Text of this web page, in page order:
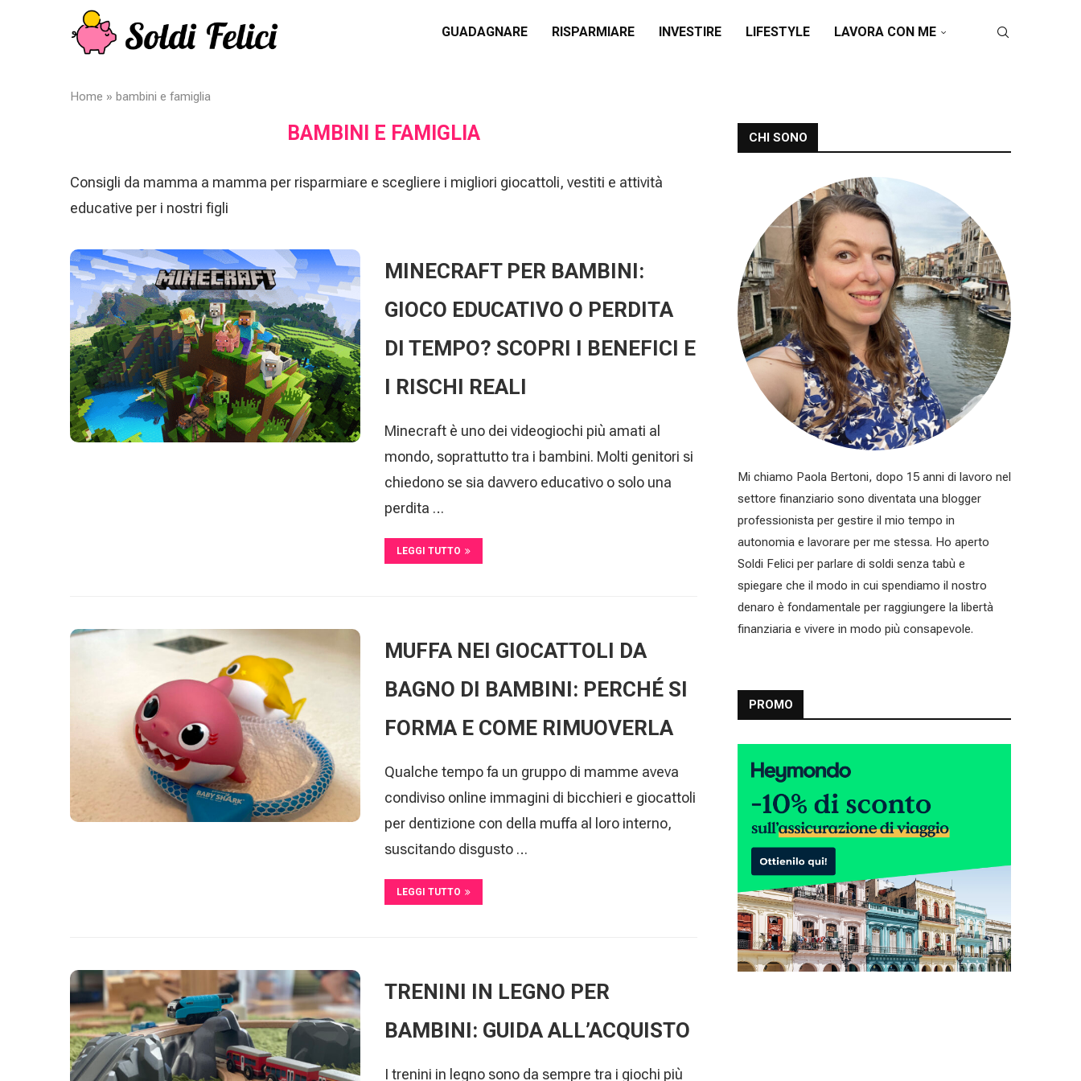
GUADAGNARE RISPARMIARE INVESTIRE LIFESTYLE LAVORA CON ME
Home » bambini e famiglia
BAMBINI E FAMIGLIA
Consigli da mamma a mamma per risparmiare e scegliere i migliori giocattoli, vestiti e attività
educative per i nostri figli
MINECRAFT PER BAMBINI:
GIOCO EDUCATIVO O PERDITA
DI TEMPO? SCOPRI I BENEFICI E
I RISCHI REALI
Minecraft è uno dei videogiochi più amati al
mondo, soprattutto tra i bambini. Molti genitori si
chiedono se sia davvero educativo o solo una
perdita …
LEGGI TUTTO
MUFFA NEI GIOCATTOLI DA
BAGNO DI BAMBINI: PERCHÉ SI
FORMA E COME RIMUOVERLA
Qualche tempo fa un gruppo di mamme aveva
condiviso online immagini di bicchieri e giocattoli
per dentizione con della muffa al loro interno,
suscitando disgusto …
LEGGI TUTTO
TRENINI IN LEGNO PER
BAMBINI: GUIDA ALL’ACQUISTO
I trenini in legno sono da sempre tra i giochi più
CHI SONO
Mi chiamo Paola Bertoni, dopo 15 anni di lavoro nel
settore finanziario sono diventata una blogger
professionista per gestire il mio tempo in
autonomia e lavorare per me stessa. Ho aperto
Soldi Felici per parlare di soldi senza tabù e
spiegare che il modo in cui spendiamo il nostro
denaro è fondamentale per raggiungere la libertà
finanziaria e vivere in modo più consapevole.
PROMO